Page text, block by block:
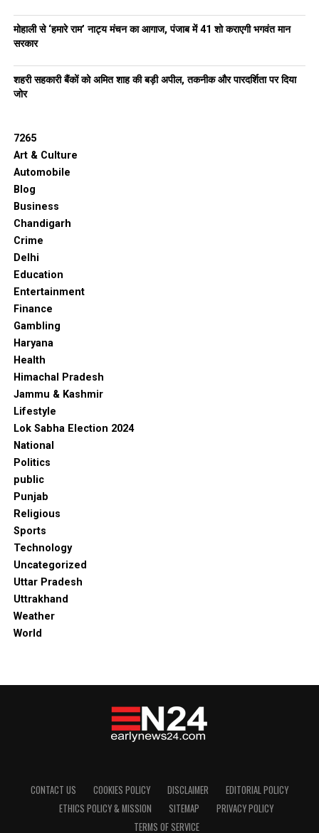
मोहाली से ‘हमारे राम’ नाट्य मंचन का आगाज, पंजाब में 41 शो कराएगी भगवंत मान
सरकार
शहरी सहकारी बैंकों को अमित शाह की बड़ी अपील, तकनीक और पारदर्शिता पर दिया
जोर
7265
Art & Culture
Automobile
Blog
Business
Chandigarh
Crime
Delhi
Education
Entertainment
Finance
Gambling
Haryana
Health
Himachal Pradesh
Jammu & Kashmir
Lifestyle
Lok Sabha Election 2024
National
Politics
public
Punjab
Religious
Sports
Technology
Uncategorized
Uttar Pradesh
Uttrakhand
Weather
World
CONTACT US COOKIES POLICY DISCLAIMER
EDITORIAL POLICY
ETHICS POLICY & MISSION
SITEMAP
PRIVACY POLICY
TERMS OF SERVICE